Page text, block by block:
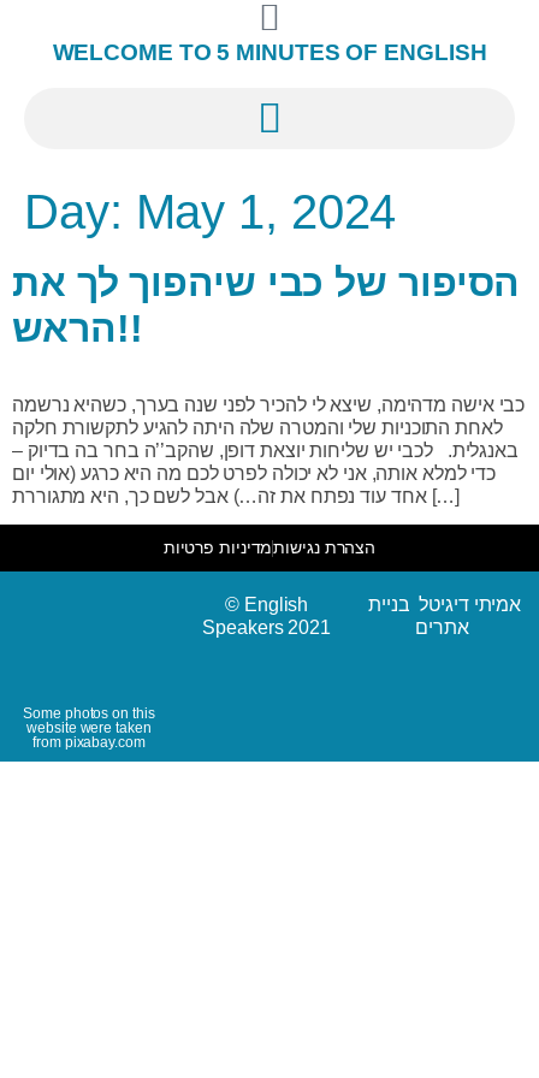
WELCOME TO 5 MINUTES OF ENGLISH
Day: May 1, 2024
הסיפור של כבי שיהפוך לך את
הראש!!
כבי אישה מדהימה, שיצא לי להכיר לפני שנה בערך, כשהיא נרשמה
לאחת התוכניות שלי והמטרה שלה היתה להגיע לתקשורת חלקה
באנגלית. לכבי יש שליחות יוצאת דופן, שהקב’’ה בחר בה בדיוק –
כדי למלא אותה, אני לא יכולה לפרט לכם מה היא כרגע (אולי יום
אחד עוד נפתח את זה…) אבל לשם כך, היא מתגוררת […]
מדיניות פרטיותהצהרת נגישות
© English
Speakers 2021
אמיתי דיגיטל בניית
אתרים
Some photos on this
website were taken
from pixabay.com